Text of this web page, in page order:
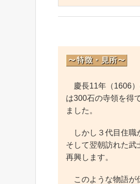
慶長11年（1606）
は300石の寺領を得
ました。
しかし３代目住職
そして翌朝訪れた武
再興します。
このような物語が